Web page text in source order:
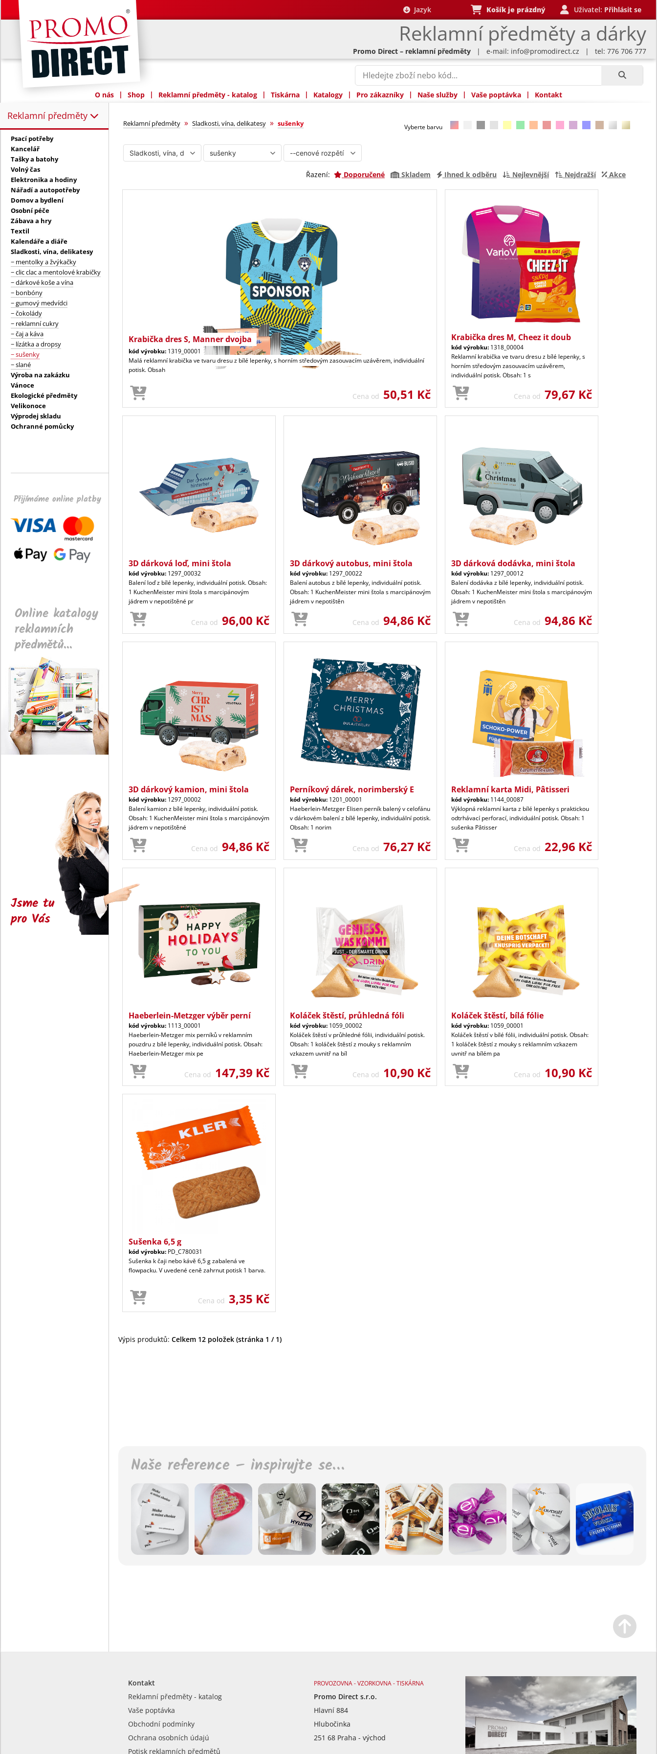
Reklamní předměty a dárky
Jazyk Košík je prázdný Uživatel: Přihlásit se
Promo Direct – reklamní předměty | e-mail: info@promodirect.cz | tel: 776 706 777
O nás | Shop | Reklamní předměty - katalog | Tiskárna | Katalogy | Pro zákazníky | Naše služby | Vaše poptávka | Kontakt
Reklamní předměty
Reklamní předměty:
Psací potřeby
Kancelář
Tašky a batohy
Volný čas
Elektronika a hodiny
Nářadí a autopotřeby
Domov a bydlení
Osobní péče
Zábava a hry
Textil
Kalendáře a diáře
Sladkosti, vína, delikatesy
− mentolky a žvýkačky
− clic clac a mentolové krabičky
− dárkové koše a vína
− bonbóny
− gumový medvídci
− čokolády
− reklamní cukry
− čaj a káva
− lízátka a dropsy
− sušenky
− slané
Výroba na zakázku
Vánoce
Ekologické předměty
Velikonoce
Výprodej skladu
Ochranné pomůcky
Přijímáme online platby
Online katalogy
reklamních
předmětů...
Jsme tu
pro Vás
sušenky
Reklamní předměty » Sladkosti, vína, delikatesy » sušenky Vyberte barvu
Řazení: Doporučené Skladem Ihned k odběru Nejlevnější Nejdražší Akce
Krabička dres S, Manner dvojba
kód výrobku: 1319_00001
Malá reklamní krabička ve tvaru dresu z bílé lepenky, s horním středovým zasouvacím uzávěrem, individuální
potisk. Obsah
Cena od 50,51 Kč
Krabička dres M, Cheez it doub
kód výrobku: 1318_00004
Reklamní krabička ve tvaru dresu z bílé lepenky, s
horním středovým zasouvacím uzávěrem,
individuální potisk. Obsah: 1 s
Cena od 79,67 Kč
3D dárková loď, mini štola
kód výrobku: 1297_00032
Balení loď z bílé lepenky, individuální potisk. Obsah:
1 KuchenMeister mini štola s marcipánovým
jádrem v nepotištěné pr
Cena od 96,00 Kč
3D dárkový autobus, mini štola
kód výrobku: 1297_00022
Balení autobus z bílé lepenky, individuální potisk.
Obsah: 1 KuchenMeister mini štola s marcipánovým
jádrem v nepotištěn
Cena od 94,86 Kč
3D dárková dodávka, mini štola
kód výrobku: 1297_00012
Balení dodávka z bílé lepenky, individuální potisk.
Obsah: 1 KuchenMeister mini štola s marcipánovým
jádrem v nepotištěn
Cena od 94,86 Kč
3D dárkový kamion, mini štola
kód výrobku: 1297_00002
Balení kamion z bílé lepenky, individuální potisk.
Obsah: 1 KuchenMeister mini štola s marcipánovým
jádrem v nepotištěné
Cena od 94,86 Kč
Perníkový dárek, norimberský E
kód výrobku: 1201_00001
Haeberlein-Metzger Elisen perník balený v celofánu
v dárkovém balení z bílé lepenky, individuální potisk.
Obsah: 1 norim
Cena od 76,27 Kč
Reklamní karta Midi, Pâtisseri
kód výrobku: 1144_00087
Výklopná reklamní karta z bílé lepenky s praktickou
odtrhávací perforací, individuální potisk. Obsah: 1
sušenka Pâtisser
Cena od 22,96 Kč
Haeberlein-Metzger výběr perní
kód výrobku: 1113_00001
Haeberlein-Metzger mix perníků v reklamním
pouzdru z bílé lepenky, individuální potisk. Obsah:
Haeberlein-Metzger mix pe
Cena od 147,39 Kč
Koláček štěstí, průhledná fóli
kód výrobku: 1059_00002
Koláček štěstí v průhledné fólii, individuální potisk.
Obsah: 1 koláček štěstí z mouky s reklamním
vzkazem uvnitř na bíl
Cena od 10,90 Kč
Koláček štěstí, bílá fólie
kód výrobku: 1059_00001
Koláček štěstí v bílé fólii, individuální potisk. Obsah:
1 koláček štěstí z mouky s reklamním vzkazem
uvnitř na bílém pa
Cena od 10,90 Kč
Sušenka 6,5 g
kód výrobku: PD_C780031
Sušenka k čaji nebo kávě 6,5 g zabalená ve
flowpacku. V uvedené ceně zahrnut potisk 1 barva.
Cena od 3,35 Kč
Výpis produktů: Celkem 12 položek (stránka 1 / 1)
Naše reference – inspirujte se…
Kontakt
Reklamní předměty - katalog
Vaše poptávka
Obchodní podmínky
Ochrana osobních údajú
Potisk reklamních předmětů
PROVOZOVNA - VZORKOVNA - TISKÁRNA
Promo Direct s.r.o.
Hlavní 884
Hlubočinka
251 68 Praha - východ